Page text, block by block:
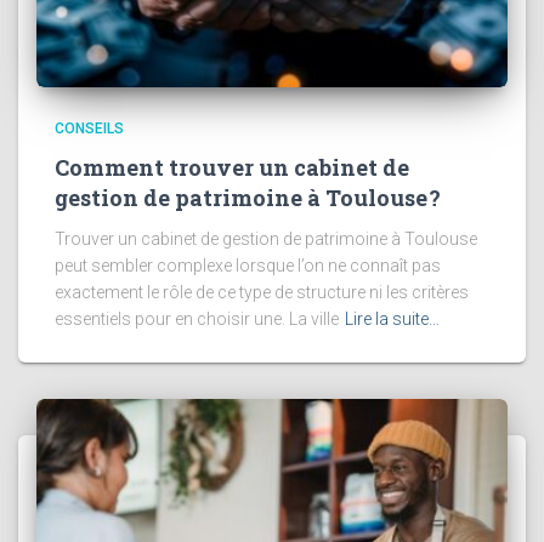
CONSEILS
Comment trouver un cabinet de
gestion de patrimoine à Toulouse ?
Trouver un cabinet de gestion de patrimoine à Toulouse
peut sembler complexe lorsque l’on ne connaît pas
exactement le rôle de ce type de structure ni les critères
essentiels pour en choisir une. La ville
Lire la suite…